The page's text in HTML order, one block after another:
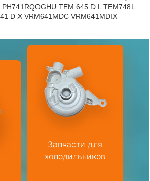
TEM 645 D L TEM748L
D X VRM641MDC VRM641MDIX
Запчасти для
холодильников